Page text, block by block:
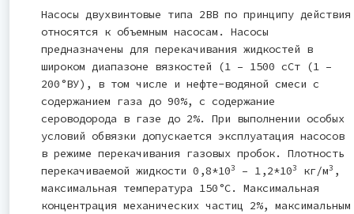
Насосы двухвинтовые типа 2ВВ по принципу действия
относятся к объемным насосам. Насосы
предназначены для перекачивания жидкостей в
широком диапазоне вязкостей (1 – 1500 сCт (1 –
200°ВУ), в том числе и нефте-водяной смеси с
содержанием газа до 90%, с содержание
сероводорода в газе до 2%. При выполнении особых
условий обвязки допускается эксплуатация насосов
в режиме перекачивания газовых пробок. Плотность
перекачиваемой жидкости 0,8*103 – 1,2*103 кг/м3 ,
максимальная температура 150°С. Максимальная
концентрация механических частиц 2%, максимальным